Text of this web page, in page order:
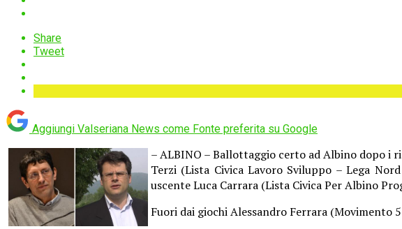
Share
Tweet
Aggiungi Valseriana News come Fonte preferita su Google
– ALBINO – Ballottaggio certo ad Albino dopo i
Terzi (Lista Civica Lavoro Sviluppo – Lega
uscente Luca Carrara (Lista Civica Per Albino
Fuori dai giochi Alessandro Ferrara (Movimento